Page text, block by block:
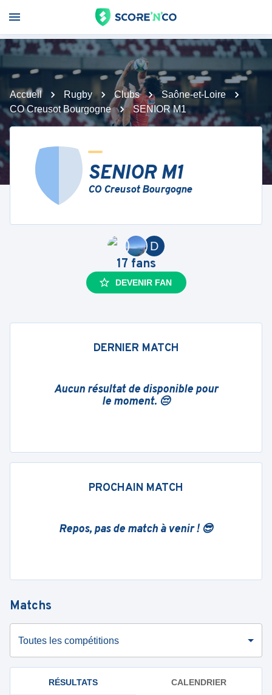
Accueil Rugby Clubs
Saône-et-Loire
CO Creusot Bourgogne
SENIOR M1
SENIOR M1
CO Creusot Bourgogne
D
17 fans
DEVENIR FAN
DERNIER MATCH
Aucun résultat de disponible pour
le moment. 😔
PROCHAIN MATCH
Repos, pas de match à venir ! 😎
Matchs
Toutes les compétitions
RÉSULTATS CALENDRIER